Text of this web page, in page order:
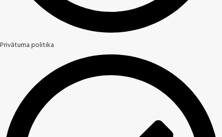
Privātuma politika